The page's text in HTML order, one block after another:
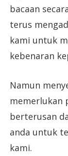
bacaan
terus
kami untuk
kebenaran
Namun
memerlukan
berterusan
anda untuk
kami.